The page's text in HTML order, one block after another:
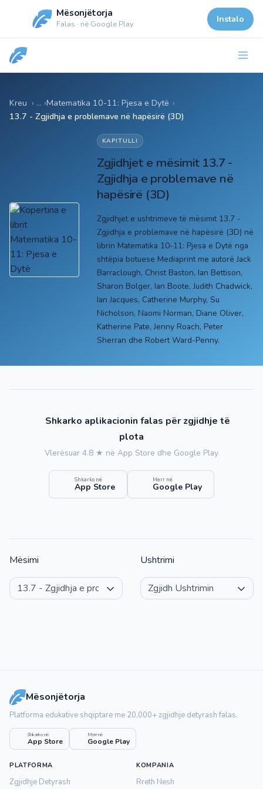
Mësonjëtorja
Falas · në Google Play Instalo
Kreu Matematika 10-11: Pjesa e Dytë ›
13.7 - Zgjidhja e problemave në hapësirë (3D)
KAPITULLI
Zgjidhjet e mësimit 13.7 -
Zgjidhja e problemave në
hapësirë (3D)
Zgjidhjet e ushtrimeve të mësimit 13.7 -
Zgjidhja e problemave në hapësirë (3D) në
librin Matematika 10-11: Pjesa e Dytë nga
shtëpia botuese Mediaprint me autorë Jack
Barraclough, Christ Baston, Ian Bettison,
Sharon Bolger, Ian Boote, Judith Chadwick,
Ian Jacques, Catherine Murphy, Su
Nicholson, Naomi Norman, Diane Oliver,
Katherine Pate, Jenny Roach, Peter
Sherran dhe Robert Ward-Penny.
Shkarko aplikacionin falas për zgjidhje të
plota
Vlerësuar 4.8 ★ në App Store dhe Google Play
Shkarko në
App Store
Merr në
Google Play
Mësimi Ushtrimi
Mësonjëtorja
Platforma edukative shqiptare me 20,000+ zgjidhje detyrash falas.
Shkarko në
App Store
Merr në
Google Play
PLATFORMA
Zgjidhje Detyrash
KOMPANIA
Rreth Nesh